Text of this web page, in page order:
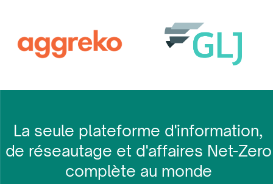
La seule plateforme d'information,
de réseautage et d'affaires Net-Zero
complète au monde